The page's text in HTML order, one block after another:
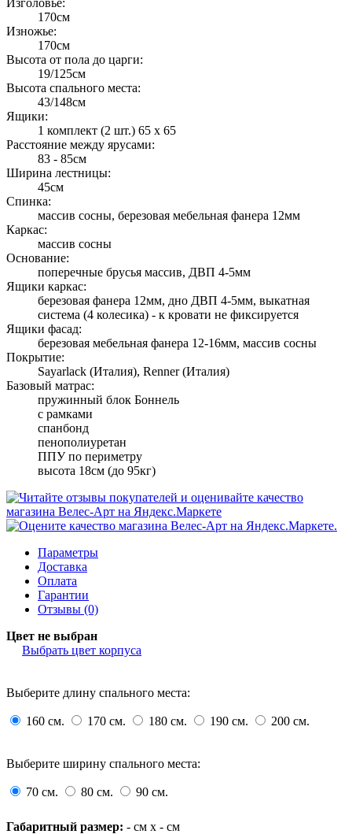
170см
Изножье:
170см
Высота от пола до царги:
19/125см
Высота спального места:
43/148см
Ящики:
1 комплект (2 шт.) 65 х 65
Расстояние между ярусами:
83 - 85см
Ширина лестницы:
45см
Спинка:
массив сосны, березовая мебельная фанера 12мм
Каркас:
массив сосны
Основание:
поперечные брусья массив, ДВП 4-5мм
Ящики каркас:
березовая фанера 12мм, дно ДВП 4-5мм, выкатная
система (4 колесика) - к кровати не фиксируется
Ящики фасад:
березовая мебельная фанера 12-16мм, массив сосны
Покрытие:
Sayarlack (Италия), Renner (Италия)
Базовый матрас:
пружинный блок Боннель
с рамками
спанбонд
пенополиуретан
ППУ по периметру
высота 18см (до 95кг)
Параметры
Доставка
Оплата
Гарантии
Отзывы (0)
Цвет не выбран
Выбрать цвет корпуса
Выберите длину спального места:
160 см. 170 см. 180 см. 190 см. 200 см.
Выберите ширину спального места:
70 см. 80 см. 90 см.
Габаритный размер: - см x - см